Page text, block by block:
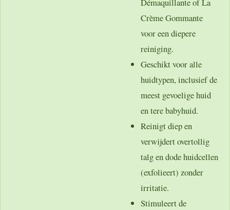
Démaquillante of La
Crème Gommante
voor een diepere
reiniging.
Geschikt voor alle
huidtypen, inclusief de
meest gevoelige huid
en tere babyhuid.
Reinigt diep en
verwijdert overtollig
talg en dode huidcellen
(exfolieert) zonder
irritatie.
Stimuleert de